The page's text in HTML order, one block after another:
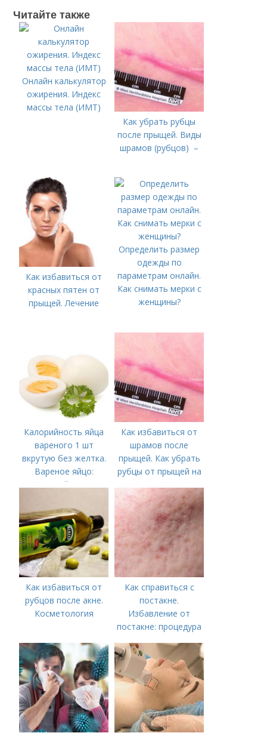
Читайте также
Онлайн калькулятор
ожирения. Индекс
массы тела (ИМТ)
Как убрать рубцы
после прыщей. Виды
шрамов (рубцов) –
Как избавиться от
красных пятен от
прыщей. Лечение
Определить размер
одежды по
параметрам онлайн.
Как снимать мерки с
женщины?
Калорийность яйца
вареного 1 шт
вкрутую без желтка.
Вареное яйцо:
калорийность
Как избавиться от
шрамов после
прыщей. Как убрать
рубцы от прыщей на
Как избавиться от
рубцов после акне.
Косметология
Как справиться с
постакне.
Избавление от
постакне: процедура